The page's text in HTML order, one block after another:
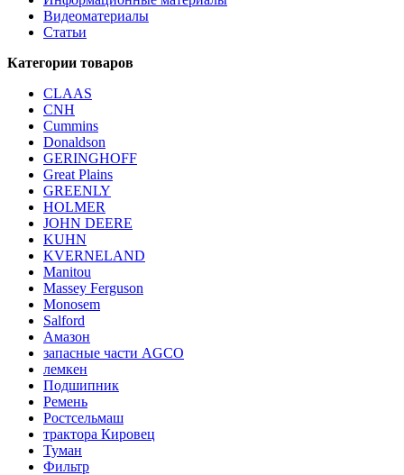
Видеоматериалы
Статьи
Категории товаров
CLAAS
CNH
Cummins
Donaldson
GERINGHOFF
Great Plains
GREENLY
HOLMER
JOHN DEERE
KUHN
KVERNELAND
Manitou
Massey Ferguson
Monosem
Salford
Амазон
запасные части AGCO
лемкен
Подшипник
Ремень
Ростсельмаш
трактора Кировец
Туман
Фильтр